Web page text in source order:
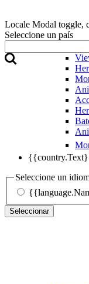
Locale Modal toggle,
Seleccione un país
Seleccione un
Seleccionar